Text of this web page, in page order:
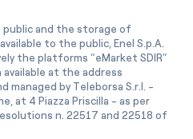
and the storage of
to the public, Enel S.p.A.
the platforms “eMarket SDIR”
at the address
managed by Teleborsa S.r.l. -
at 4 Piazza Priscilla - as per
n. 22517 and 22518 of